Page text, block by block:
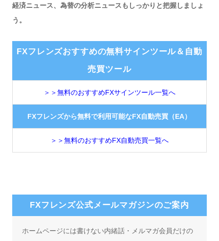
経済ニュース、為替の分析ニュースもしっかりと把握しましょ
う。
FXフレンズおすすめの無料サインツール＆自動
売買ツール
＞＞無料のおすすめFXサインツール一覧へ
FXフレンズから無料で利用可能なFX自動売買（EA）
＞＞無料のおすすめFX自動売買一覧へ
FXフレンズ公式メールマガジンのご案内
ホームページには書けない内緒話・メルマガ会員だけの